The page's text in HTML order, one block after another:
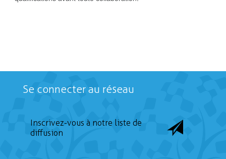
Se connecter au réseau
Inscrivez-vous à notre liste de
diffusion